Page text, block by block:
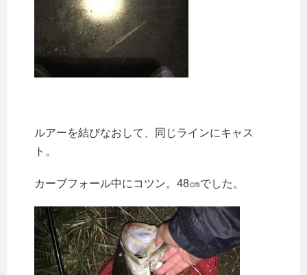
ルアーを結びなおして、同じラインにキャス
ト。
カーブフォール中にコツン。48㎝でした。